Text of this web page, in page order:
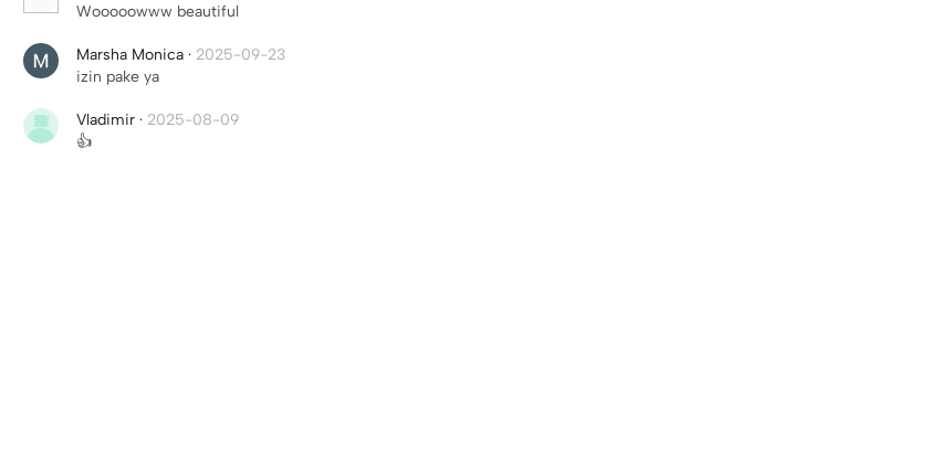
Wooooowww beautiful
Marsha Monica · 2025-09-23
izin pake ya
Vladimir · 2025-08-09
👍